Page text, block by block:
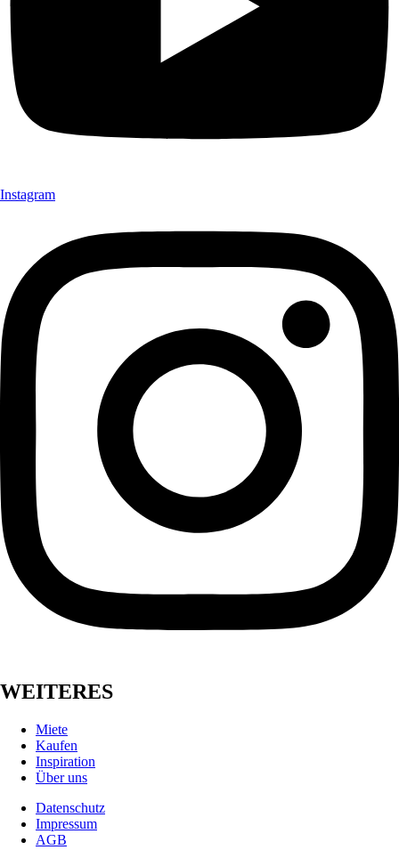
Instagram
WEITERES
Miete
Kaufen
Inspiration
Über uns
Datenschutz
Impressum
AGB